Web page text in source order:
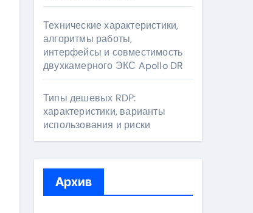
Технические характеристики,
алгоритмы работы,
интерфейсы и совместимость
двухкамерного ЭКС Apollo DR
Типы дешевых RDP:
характеристики, варианты
использования и риски
Архив